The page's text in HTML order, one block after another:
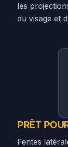
les
du visage et
PRÊT
Fentes